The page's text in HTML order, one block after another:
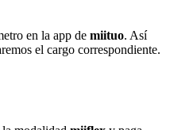
en la app de miituo. Así
el cargo correspondiente.